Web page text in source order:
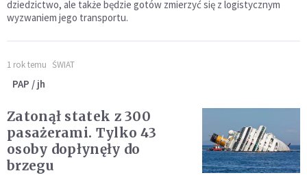
dziedzictwo, ale także będzie gotów zmierzyć się z logistycznym
wyzwaniem jego transportu.
1 rok temu ŚWIAT
PAP / jh
Zatonął statek z 300
pasażerami. Tylko 43
osoby dopłynęły do
brzegu